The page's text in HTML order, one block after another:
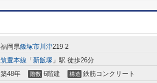
福岡県飯塚市川津219-2
筑豊本線 「 新飯塚 」駅 徒歩26分
築48年 階数 6階建 構造 鉄筋コンクリート